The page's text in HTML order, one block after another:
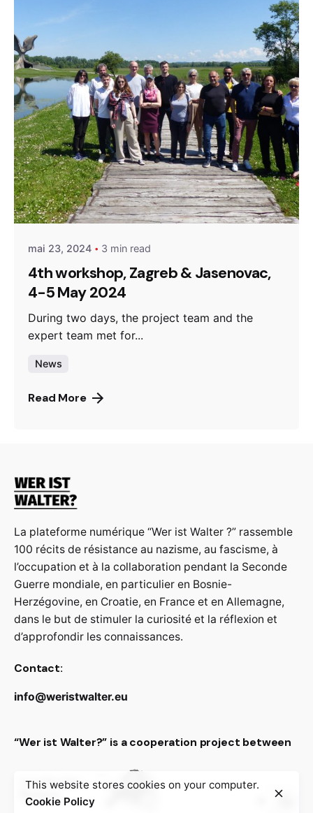
Posted by
admin
mai 23, 2024 3 min read
4th workshop, Zagreb & Jasenovac,
4-5 May 2024
During two days, the project team and the
expert team met for...
News
Read More
La plateforme numérique “Wer ist Walter ?” rassemble
100 récits de résistance au nazisme, au fascisme, à
l’occupation et à la collaboration pendant la Seconde
Guerre mondiale, en particulier en Bosnie-
Herzégovine, en Croatie, en France et en Allemagne,
dans le but de stimuler la curiosité et la réflexion et
d’approfondir les connaissances.
Contact:
info@weristwalter.eu
“Wer ist Walter?” is a cooperation project between
This website stores cookies on your computer.
Cookie Policy